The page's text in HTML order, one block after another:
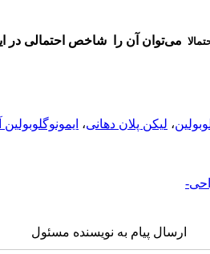
می‌توان آن را شاخص احتمالی در
، لیکن پلان دهانی،
ارسال پیام به نویسنده مسئول